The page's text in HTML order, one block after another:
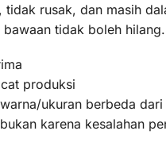
rusak, dan masih
tidak boleh hilang.
produksi
ukuran berbeda dari
karena kesalahan